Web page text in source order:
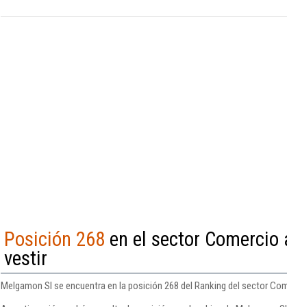
Posición 268 en el sector Comercio
vestir
Melgamon Sl se encuentra en la posición 268 del Ranking del sector